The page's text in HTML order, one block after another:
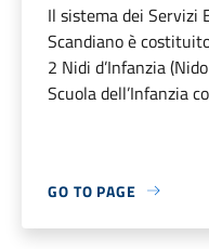
Il sistema dei Servizi
Scandiano è
2 Nidi d’Infanzia
Scuola dell’Infanzia
GO TO PAGE